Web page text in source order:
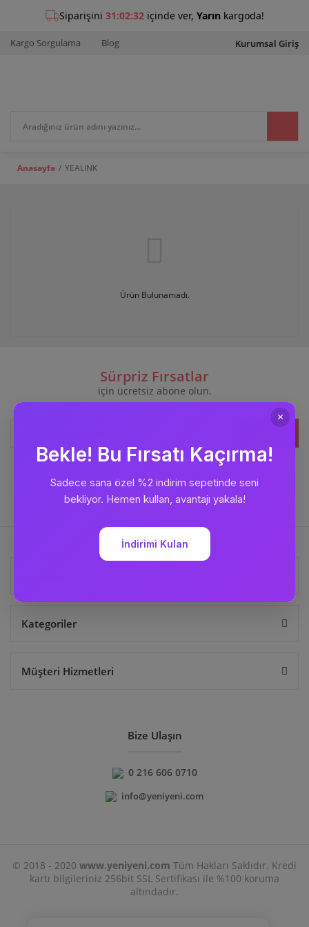
Kargo Sorgulama Blog Kurumsal Giriş
Anasayfa YEALINK
Ürün Bulunamadı.
Sürpriz Fırsatlar
için ücretsiz abone olun.
Bizi
Takip Edin
Kategoriler
Müşteri Hizmetleri
Bize Ulaşın
0 216 606 0710
info@yeniyeni.com
© 2018 - 2020 www.yeniyeni.com Tüm Hakları Saklıdır. Kredi
kartı bilgileriniz 256bit SSL Sertifikası ile %100 koruma
altındadır.